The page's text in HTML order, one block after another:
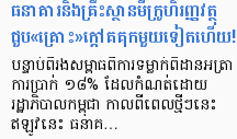
ធនាគារ​និង​គ្រឹះស្ថាន​មីក្រូ​ហិរញ្ញវត្ថុ​
ជួប«គ្រោះ»ក្តៅ​គគុក​មួយ​ទៀត​ហើយ!
បន្ទាប់​ពី​រង​សម្ពាធ​​ពី​ការ​ទម្លាក់​ពិដាន​អត្រា​
ការ​ប្រាក់ ១៨​% ដែល​កំណត់​ដោយ​
រដ្ឋាភិបាល​កម្ពុជា កាល​ពី​ពេល​ថ្មីៗ​នេះ
ឥឡូវ​នេះ ធនាគ…